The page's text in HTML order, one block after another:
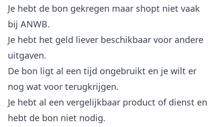
Je hebt de bon gekregen maar shopt niet vaak
bij ANWB.
Je hebt het geld liever beschikbaar voor andere
uitgaven.
De bon ligt al een tijd ongebruikt en je wilt er
nog wat voor terugkrijgen.
Je hebt al een vergelijkbaar product of dienst en
hebt de bon niet nodig.